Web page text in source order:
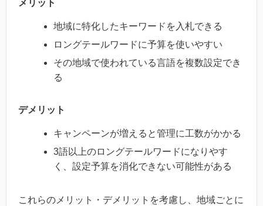
メリット
地域に特化したキーワードを入札できる
ロングテールワードに予算を使いやすい
その地域で使われている言語を複数設定でき
る
デメリット
キャンペーンが増えると管理に工数がかかる
3語以上のロングテールワードになりやす
く、設定予算を消化できない可能性がある
これらのメリット・デメリットを考慮し、地域ごとに